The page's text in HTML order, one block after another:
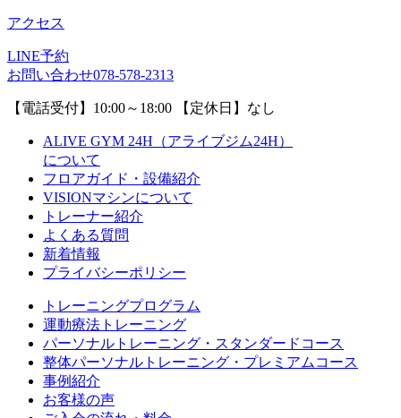
アクセス
LINE予約
お問い合わせ078-578-2313
【電話受付】10:00～18:00 【定休日】なし
ALIVE GYM 24H（アライブジム24H）
について
フロアガイド・設備紹介
VISIONマシンについて
トレーナー紹介
よくある質問
新着情報
プライバシーポリシー
トレーニングプログラム
運動療法トレーニング
パーソナルトレーニング・スタンダードコース
整体パーソナルトレーニング・プレミアムコース
事例紹介
お客様の声